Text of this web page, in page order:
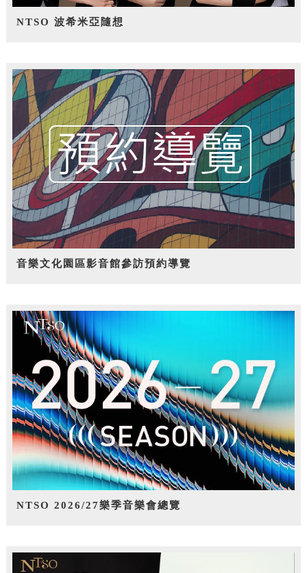
NTSO 波希米亞隨想
音樂文化園區影音館參訪預約導覽
NTSO 2026/27樂季音樂會總覽